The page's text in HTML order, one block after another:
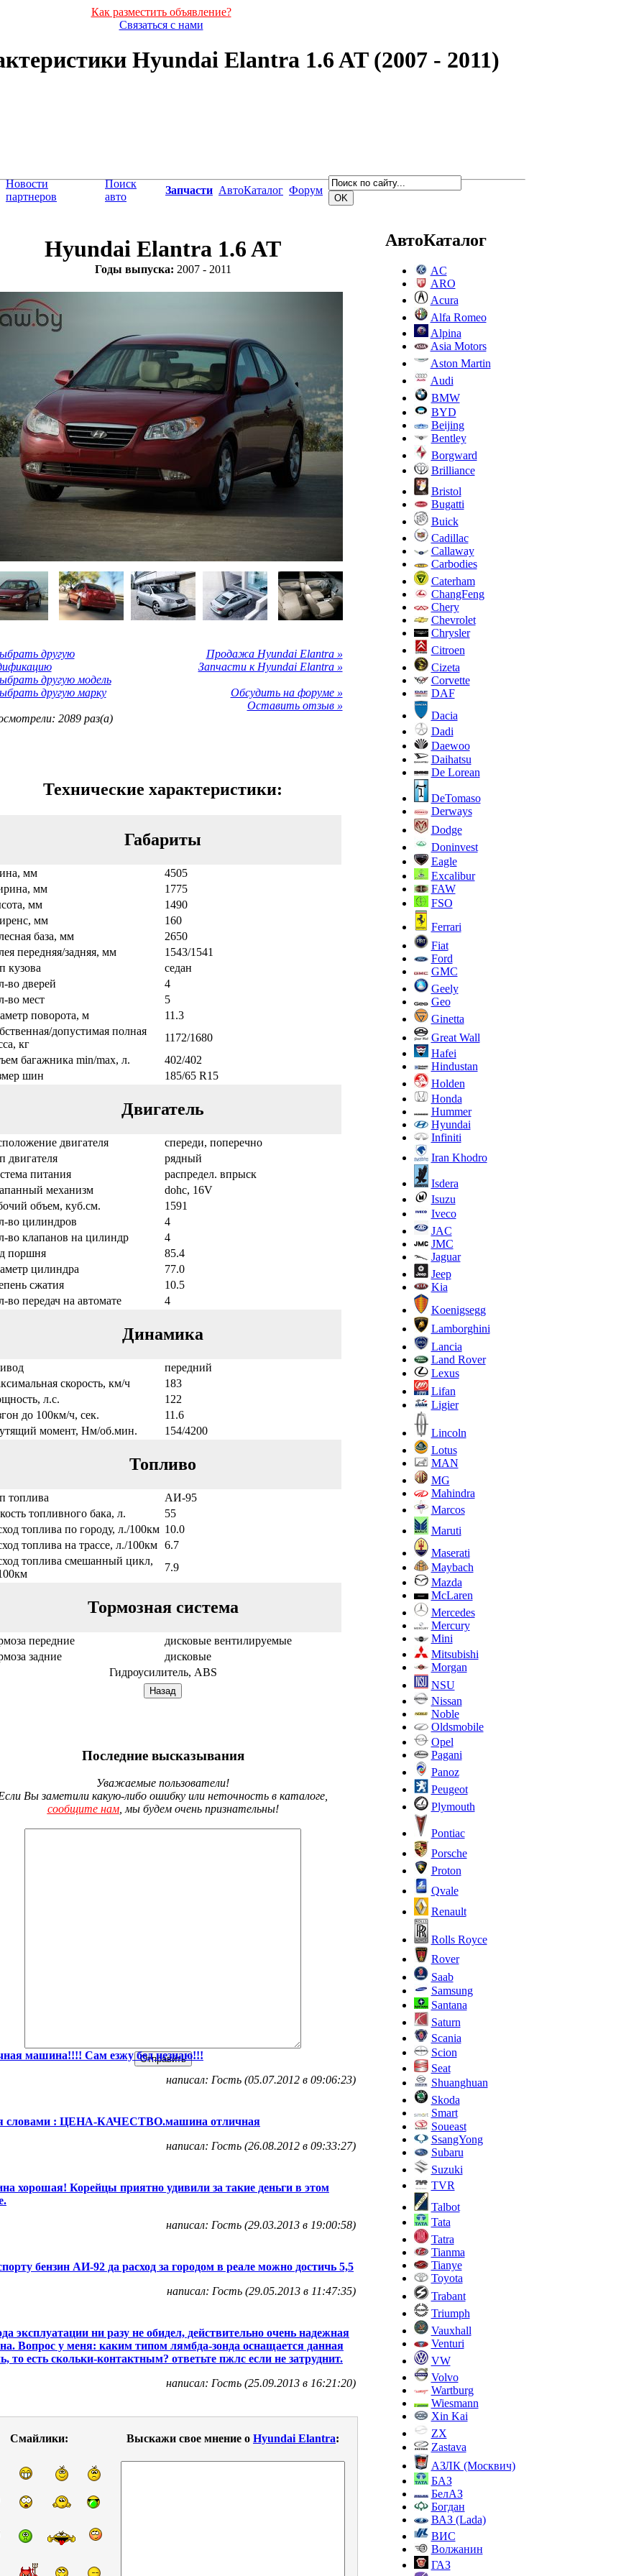
Как разместить объявление?
Связаться с нами
Hyundai Elantra 1.6 AT (2007 - 2011)
Новости
партнеров
Поиск
авто
Запчасти АвтоКаталог Форум
Hyundai Elantra 1.6 AT
Годы выпуска: 2007 - 2011
другую
другую модель
другую марку
2089 раз(а)
Продажа Hyundai Elantra »
Запчасти к Hyundai Elantra »
Обсудить на форуме »
Оставить отзыв »
Технические характеристики:
Габариты
мм
4505
мм
1775
мм
1490
мм
160
база, мм
2650
передняя/задняя, мм
1543/1541
кузова
седан
во дверей
4
во мест
5
поворота, м
11.3
допустимая полная
кг
1172/1680
багажника min/max, л.
402/402
шин
185/65 R15
Двигатель
двигателя
спереди, поперечно
двигателя
рядный
питания
распредел. впрыск
механизм
dohc, 16V
объем, куб.см.
1591
во цилиндров
4
во клапанов на цилиндр
4
поршня
85.4
цилиндра
77.0
сжатия
10.5
во передач на автомате
4
Динамика
передний
скорость, км/ч
183
л.с.
122
до 100км/ч, сек.
11.6
момент, Нм/об.мин.
154/4200
Топливо
топлива
АИ-95
топливного бака, л.
55
топлива по городу, л./100км 10.0
топлива на трассе, л./100км
6.7
топлива смешанный цикл,
7.9
Тормозная система
передние
дисковые вентилируемые
задние
дисковые
Гидроусилитель, ABS
Последние высказывания
Уважаемые пользователи!
Вы заметили какую-либо ошибку или неточность в каталоге,
сообщите нам, мы будем очень признательны!
машина!!!! Сам езжу бед незнаю!!!
написал: Гость (05.07.2012 в 09:06:23)
словами : ЦЕНА-КАЧЕСТВО.машина отличная
написал: Гость (26.08.2012 в 09:33:27)
хорошая! Корейцы приятно удивили за такие деньги в этом
написал: Гость (29.03.2013 в 19:00:58)
бензин АИ-92 да расход за городом в реале можно достичь 5,5
написал: Гость (29.05.2013 в 11:47:35)
эксплуатации ни разу не обидел, действительно очень надежная
Вопрос у меня: каким типом лямбда-зонда оснащается данная
то есть скольки-контактным? ответьте пжлс если не затруднит.
написал: Гость (25.09.2013 в 16:21:20)
Смайлики: Выскажи свое мнение о Hyundai Elantra:
АвтоКаталог
AC
ARO
Acura
Alfa Romeo
Alpina
Asia Motors
Aston Martin
Audi
BMW
BYD
Beijing
Bentley
Borgward
Brilliance
Bristol
Bugatti
Buick
Cadillac
Callaway
Carbodies
Caterham
ChangFeng
Chery
Chevrolet
Chrysler
Citroen
Cizeta
Corvette
DAF
Dacia
Dadi
Daewoo
Daihatsu
De Lorean
DeTomaso
Derways
Dodge
Doninvest
Eagle
Excalibur
FAW
FSO
Ferrari
Fiat
Ford
GMC
Geely
Geo
Ginetta
Great Wall
Hafei
Hindustan
Holden
Honda
Hummer
Hyundai
Infiniti
Iran Khodro
Isdera
Isuzu
Iveco
JAC
JMC
Jaguar
Jeep
Kia
Koenigsegg
Lamborghini
Lancia
Land Rover
Lexus
Lifan
Ligier
Lincoln
Lotus
MAN
MG
Mahindra
Marcos
Maruti
Maserati
Maybach
Mazda
McLaren
Mercedes
Mercury
Mini
Mitsubishi
Morgan
NSU
Nissan
Noble
Oldsmobile
Opel
Pagani
Panoz
Peugeot
Plymouth
Pontiac
Porsche
Proton
Qvale
Renault
Rolls Royce
Rover
Saab
Samsung
Santana
Saturn
Scania
Scion
Seat
Shuanghuan
Skoda
Smart
Soueast
SsangYong
Subaru
Suzuki
TVR
Talbot
Tata
Tatra
Tianma
Tianye
Toyota
Trabant
Triumph
Vauxhall
Venturi
VW
Volvo
Wartburg
Wiesmann
Xin Kai
ZX
Zastava
АЗЛК (Москвич)
БАЗ
БелАЗ
Богдан
ВАЗ (Lada)
ВИС
Волжанин
ГАЗ